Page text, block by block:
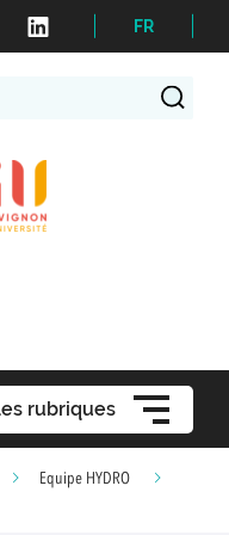
FR
rubriques
Equipe HYDRO